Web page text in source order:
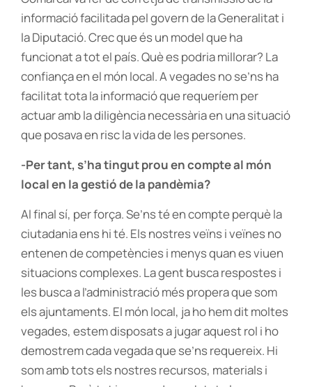
informació facilitada pel govern de la Generalitat i
la Diputació. Crec que és un model que ha
funcionat a tot el país. Què es podria millorar? La
confiança en el món local. A vegades no se’ns ha
facilitat tota la informació que requeríem per
actuar amb la diligència necessària en una situació
que posava en risc la vida de les persones.
-Per tant, s’ha tingut prou en compte al món
local en la gestió de la pandèmia?
Al final sí, per força. Se’ns té en compte perquè la
ciutadania ens hi té. Els nostres veïns i veïnes no
entenen de competències i menys quan es viuen
situacions complexes. La gent busca respostes i
les busca a l’administració més propera que som
els ajuntaments. El món local, ja ho hem dit moltes
vegades, estem disposats a jugar aquest rol i ho
demostrem cada vegada que se’ns requereix. Hi
som amb tots els nostres recursos, materials i